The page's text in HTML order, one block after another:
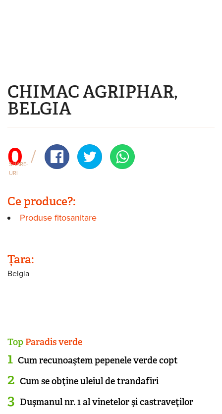
Eşti aici
CHIMAC AGRIPHAR,
BELGIA
0
SHARE-
URI
Ce produce?:
Produse fitosanitare
Țara:
Belgia
Top Paradis verde
Cum recunoaştem pepenele verde copt
Cum se obţine uleiul de trandafiri
Duşmanul nr. 1 al vinetelor şi castraveţilor